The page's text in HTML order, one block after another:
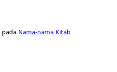
pada Nama-nama Kitab